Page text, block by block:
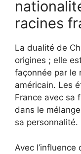
racines
La dualité de
origines ; elle
façonnée par le
américain. Les
France avec sa
dans le
sa personnalité.
Avec